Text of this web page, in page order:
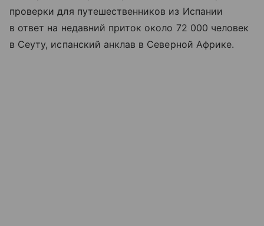
проверки для путешественников из Испании
в ответ на недавний приток около 72 000 человек
в Сеуту, испанский анклав в Северной Африке.